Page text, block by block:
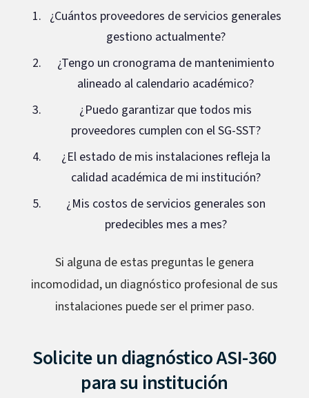
¿Cuántos proveedores de servicios generales
gestiono actualmente?
¿Tengo un cronograma de mantenimiento
alineado al calendario académico?
¿Puedo garantizar que todos mis
proveedores cumplen con el SG-SST?
¿El estado de mis instalaciones refleja la
calidad académica de mi institución?
¿Mis costos de servicios generales son
predecibles mes a mes?
Si alguna de estas preguntas le genera
incomodidad, un diagnóstico profesional de sus
instalaciones puede ser el primer paso.
Solicite un diagnóstico ASI-360
para su institución